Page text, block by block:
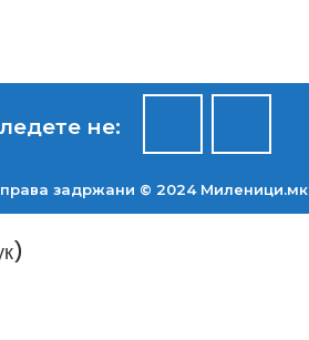
не:
задржани © 2024 Mиленици.мк